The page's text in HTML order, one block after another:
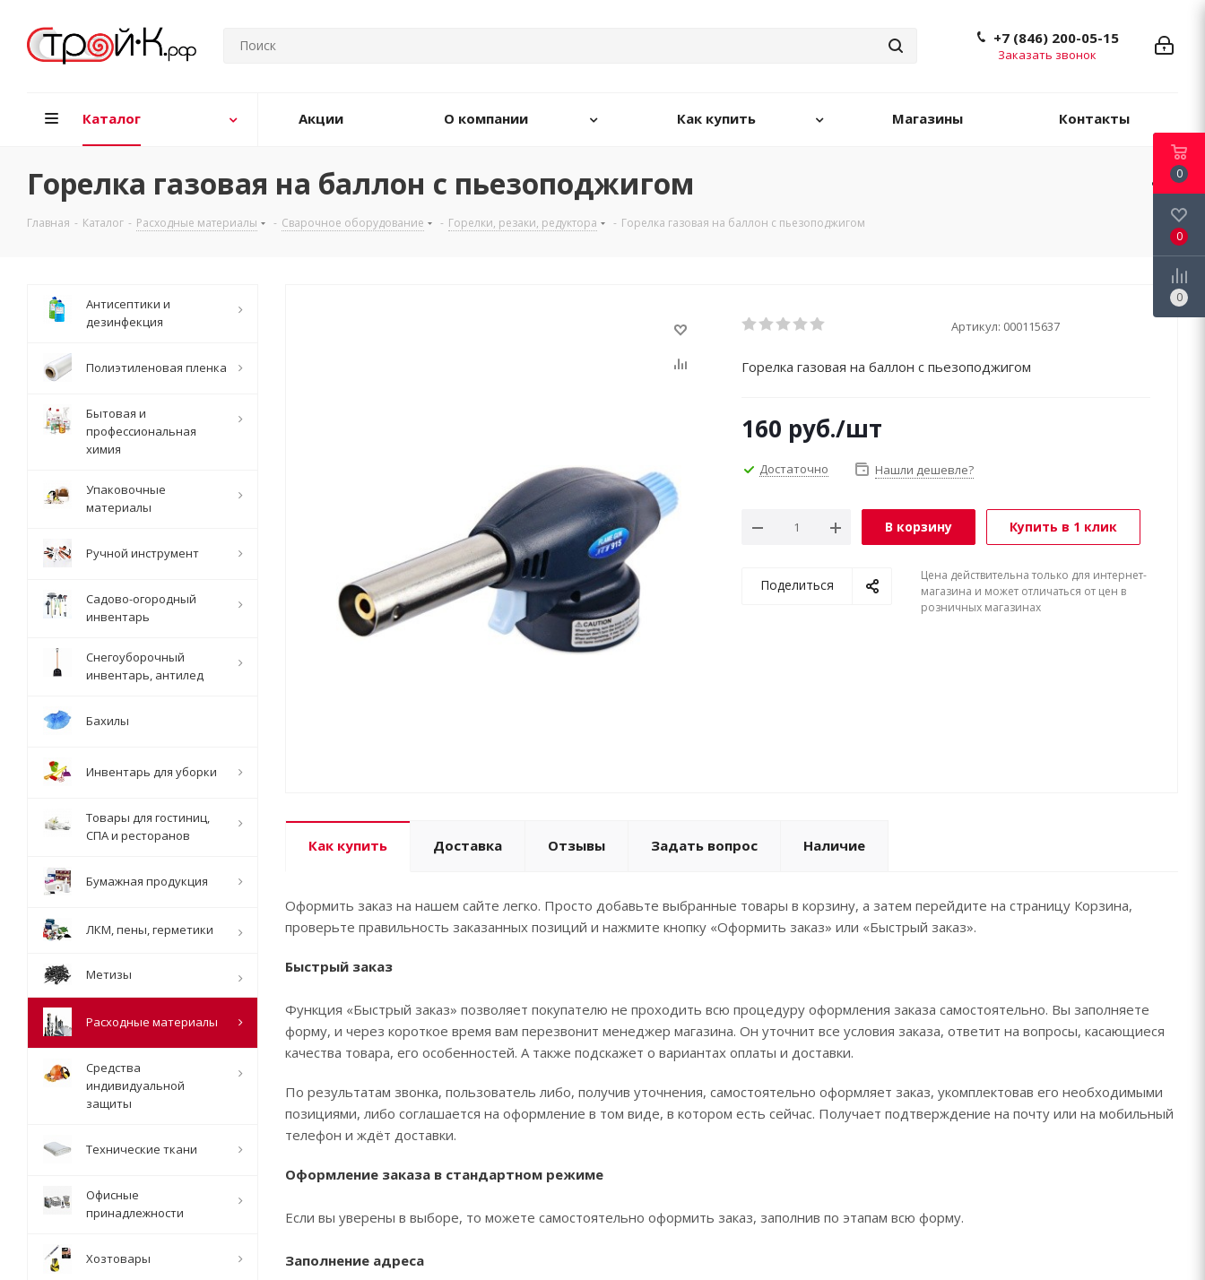
+7 (846) 200-05-15
Заказать звонок
Каталог Акции О компании Как купить Магазины Контакты
Горелка газовая на баллон с пьезоподжигом
Главная - Каталог - Расходные материалы - Сварочное оборудование - Горелки, резаки, редуктора - Горелка газовая на баллон с пьезоподжигом
Артикул: 000115637
Горелка газовая на баллон с пьезоподжигом
160 руб./шт
Достаточно Нашли дешевле?
В корзину Купить в 1 клик
Поделиться
Цена действительна только для интернет-
магазина и может отличаться от цен в
розничных магазинах
Как купить Доставка Отзывы Задать вопрос Наличие
Оформить заказ на нашем сайте легко. Просто добавьте выбранные товары в корзину, а затем перейдите на страницу Корзина,
проверьте правильность заказанных позиций и нажмите кнопку «Оформить заказ» или «Быстрый заказ».
Быстрый заказ
Функция «Быстрый заказ» позволяет покупателю не проходить всю процедуру оформления заказа самостоятельно. Вы заполняете
форму, и через короткое время вам перезвонит менеджер магазина. Он уточнит все условия заказа, ответит на вопросы, касающиеся
качества товара, его особенностей. А также подскажет о вариантах оплаты и доставки.
По результатам звонка, пользователь либо, получив уточнения, самостоятельно оформляет заказ, укомплектовав его необходимыми
позициями, либо соглашается на оформление в том виде, в котором есть сейчас. Получает подтверждение на почту или на мобильный
телефон и ждёт доставки.
Оформление заказа в стандартном режиме
Если вы уверены в выборе, то можете самостоятельно оформить заказ, заполнив по этапам всю форму.
Заполнение адреса
Антисептики и
дезинфекция
Полиэтиленовая пленка
Бытовая и
профессиональная
химия
Упаковочные
материалы
Ручной инструмент
Садово-огородный
инвентарь
Снегоуборочный
инвентарь, антилед
Бахилы
Инвентарь для уборки
Товары для гостиниц,
СПА и ресторанов
Бумажная продукция
ЛКМ, пены, герметики
Метизы
Расходные материалы
Средства
индивидуальной
защиты
Технические ткани
Офисные
принадлежности
Хозтовары
0
0
0